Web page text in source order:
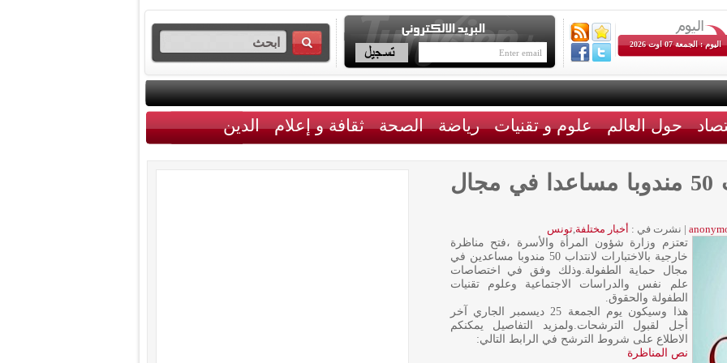
اليوم : الجمعة 07 اوت 2026
حول العالم علوم و تقنيات رياضة الصحة ثقافة و إعلام الدين
مناظرة خارجية لانتداب 50 مندوبا مساعدا في مجال
| نشرت في : أخبار مختلفة,تونس
تعتزم وزارة شؤون المرأة والأسرة ،فتح مناظرة
خارجية بالاختبارات لانتداب 50 مندوبا مساعدين في
مجال حماية الطفولة.وذلك وفق في اختصاصات
علم نفس والدراسات الاجتماعية وعلوم تقنيات
الطفولة والحقوق.
هذا وسيكون يوم الجمعة 25 ديسمبر الجاري آخر
أجل لقبول الترشحات.ولمزيد التفاصيل يمكنكم
الاطلاع على شروط الترشح في الرابط التالي:
نص المناظرة